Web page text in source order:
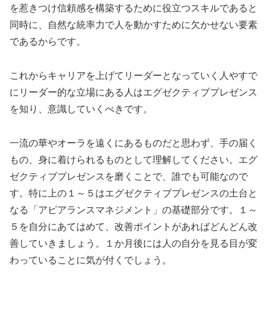
を惹きつけ信頼感を構築するために役立つスキルであると
同時に、自然な統率力で人を動かすために欠かせない要素
であるからです。
これからキャリアを上げてリーダーとなっていく人やすで
にリーダー的な立場にある人はエグゼクティブプレゼンス
を知り、意識していくべきです。
一流の華やオーラを遠くにあるものだと思わず、手の届く
もの、身に着けられるものとして理解してください。エグ
ゼクティブプレゼンスを磨くことで、誰でも可能なので
す。特に上の１～５はエグゼクティブプレゼンスの土台と
なる「アピアランスマネジメント」の基礎部分です。１～
５を自分にあてはめて、改善ポイントがあればどんどん改
善していきましょう。１か月後には人の自分を見る目が変
わっていることに気が付くでしょう。